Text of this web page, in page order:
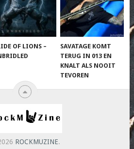
OF LIONS –
SAVATAGE KOMT
TERUG IN 013 EN
KNALT ALS NOOIT
TEVOREN
ROCKMUZINE.